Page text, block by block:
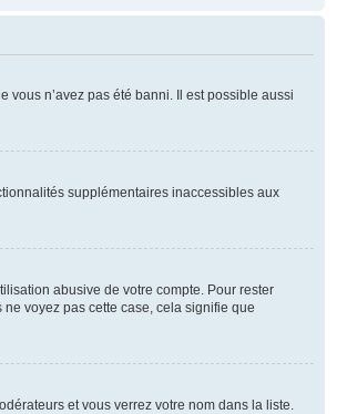
vous n’avez pas été banni. Il est possible aussi
supplémentaires inaccessibles aux
abusive de votre compte. Pour rester
voyez pas cette case, cela signifie que
et vous verrez votre nom dans la liste.